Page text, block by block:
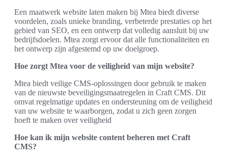
Een maatwerk website laten maken bij Mtea biedt diverse
voordelen, zoals unieke branding, verbeterde prestaties op het
gebied van SEO, en een ontwerp dat volledig aansluit bij uw
bedrijfsdoelen. Mtea zorgt ervoor dat alle functionaliteiten en
het ontwerp zijn afgestemd op uw doelgroep.
Hoe zorgt Mtea voor de veiligheid van mijn website?
Mtea biedt veilige CMS-oplossingen door gebruik te maken
van de nieuwste beveiligingsmaatregelen in Craft CMS. Dit
omvat regelmatige updates en ondersteuning om de veiligheid
van uw website te waarborgen, zodat u zich geen zorgen
hoeft te maken over veiligheid
Hoe kan ik mijn website content beheren met Craft
CMS?